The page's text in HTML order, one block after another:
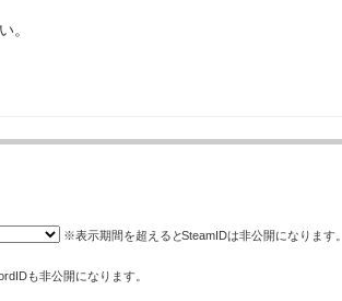
。
※表示期間を超えるとSteamIDは非公開になります。
も非公開になります。